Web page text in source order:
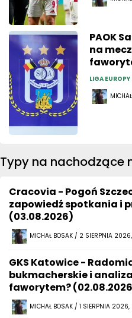
PAOK
na
LIGA EUROPY
Typy na nachodzące
Cracovia - Pogoń
zapowiedź spotkania i
(03.08.2026)
MICHAŁ BOSAK / 2 SIERPNIA
GKS Katowice -
bukmacherskie i
faworytem?
MICHAŁ BOSAK / 1 SIERPNIA 2026,